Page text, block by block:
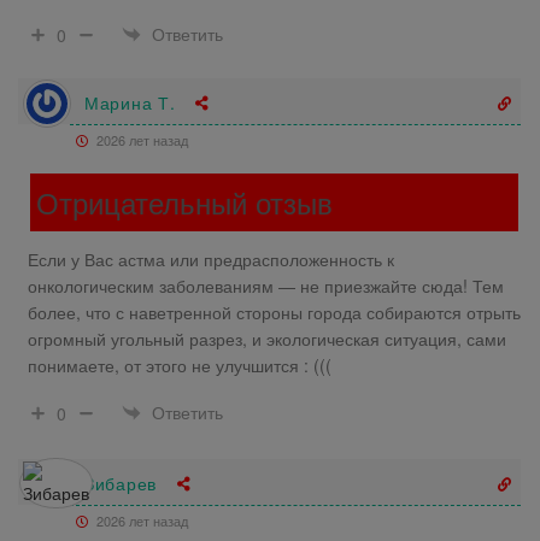
0
Ответить
Марина Т.
2026 лет назад
Отрицательный отзыв
Если у Вас астма или предрасположенность к
онкологическим заболеваниям — не приезжайте сюда! Тем
более, что с наветренной стороны города собираются отрыть
огромный угольный разрез, и экологическая ситуация, сами
понимаете, от этого не улучшится : (((
0
Ответить
Зибарев
2026 лет назад